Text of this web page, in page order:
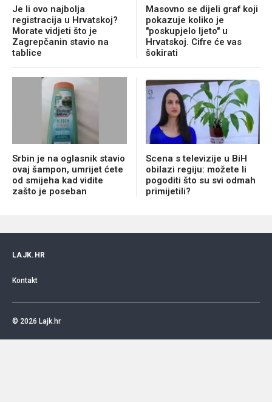
Je li ovo najbolja
registracija u Hrvatskoj?
Morate vidjeti što je
Zagrepčanin stavio na
tablice
Masovno se dijeli graf koji
pokazuje koliko je
"poskupjelo ljeto" u
Hrvatskoj. Cifre će vas
šokirati
Srbin je na oglasnik stavio
ovaj šampon, umrijet ćete
od smijeha kad vidite
zašto je poseban
Scena s televizije u BiH
obilazi regiju: možete li
pogoditi što su svi odmah
primijetili?
LAJK.HR
Kontakt
© 2026 Lajk.hr